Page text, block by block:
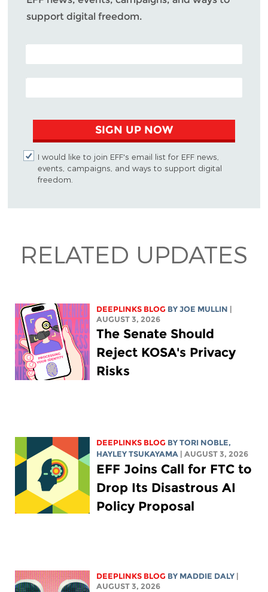
support digital freedom.
POSTAL CODE (OPTIONAL)
EMAIL ADDRESS
SIGN UP NOW
I would like to join EFF's email list for EFF news,
events, campaigns, and ways to support digital
freedom.
RELATED UPDATES
DEEPLINKS BLOG BYJOE MULLIN |
AUGUST 3, 2026
The Senate Should
Reject KOSA's Privacy
Risks
DEEPLINKS BLOG BYTORI NOBLE,
HAYLEY TSUKAYAMA | AUGUST 3, 2026
EFF Joins Call for FTC to
Drop Its Disastrous AI
Policy Proposal
DEEPLINKS BLOG BY MADDIE DALY |
AUGUST 3, 2026